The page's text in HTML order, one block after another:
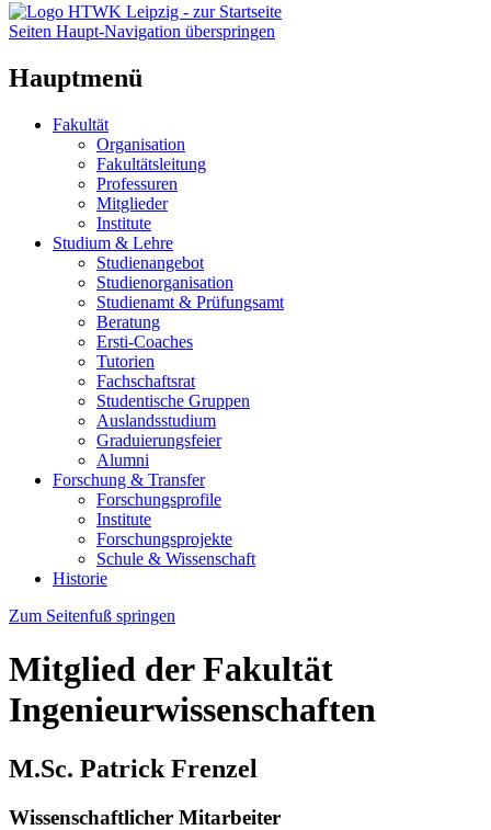
Seiten Haupt-Navigation überspringen
Hauptmenü
Fakultät
Organisation
Fakultätsleitung
Professuren
Mitglieder
Institute
Studium & Lehre
Studienangebot
Studienorganisation
Studienamt & Prüfungsamt
Beratung
Ersti-Coaches
Tutorien
Fachschaftsrat
Studentische Gruppen
Auslandsstudium
Graduierungsfeier
Alumni
Forschung & Transfer
Forschungsprofile
Institute
Forschungsprojekte
Schule & Wissenschaft
Historie
Zum Seitenfuß springen
Mitglied der Fakultät
Ingenieurwissenschaften
M.Sc. Patrick Frenzel
Wissenschaftlicher Mitarbeiter